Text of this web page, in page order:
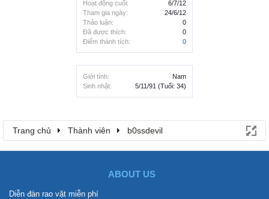
Hoạt động cuối:
6/7/12
Tham gia ngày:
24/6/12
Thảo luận:
0
Đã được thích:
0
Điểm thành tích:
0
Giới tính:
Nam
Sinh nhật:
5/11/91 (Tuổi: 34)
Trang chủ Thành viên b0ssdevil
ABOUT US
Diễn đàn rao vặt miễn phí